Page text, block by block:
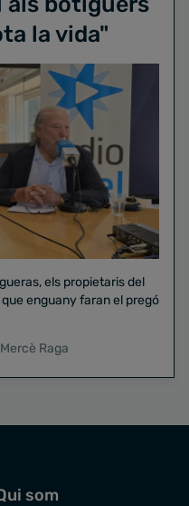
la vida"
els propietaris del
Mercè Raga
som